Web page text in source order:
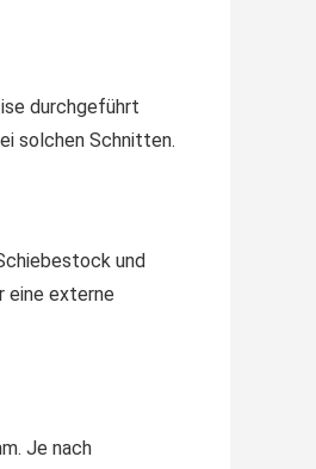
durchgeführt
solchen Schnitten.
und
eine externe
Je nach